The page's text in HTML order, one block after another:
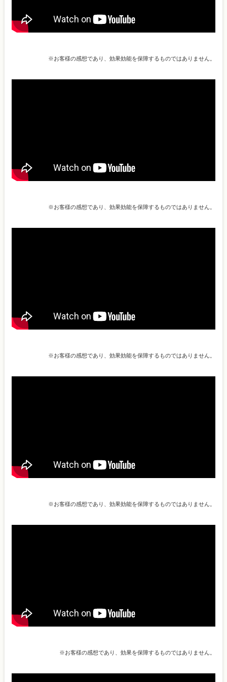
※お客様の感想であり、効果効能を保障するものではありません。
※お客様の感想であり、効果効能を保障するものではありません。
※お客様の感想であり、効果効能を保障するものではありません。
※お客様の感想であり、効果効能を保障するものではありません。
※お客様の感想であり、効果を保障するものではありません。